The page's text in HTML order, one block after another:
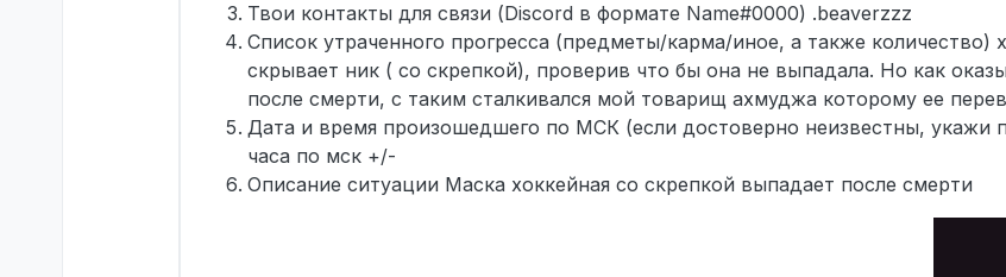
Твои контакты для связи (Discord в формате Name#0000) .beaverzzz
Список утраченного прогресса (предметы/карма/иное, а также количество)
скрывает ник ( со скрепкой), проверив что бы она не выпадала. Но как
после смерти, с таким сталкивался мой товарищ ахмуджа которому ее
Дата и время произошедшего по МСК (если достоверно неизвестны, укажи
часа по мск +/-
Описание ситуации Маска хоккейная со скрепкой выпадает после смерти